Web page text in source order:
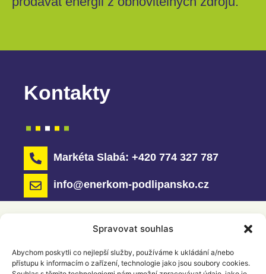
Spravovat souhlas
Abychom poskytli co nejlepší služby, používáme k ukládání a/nebo
přístupu k informacím o zařízení, technologie jako jsou soubory cookies.
Kontakty
Markéta Slabá: +420 774 327 787
info@enerkom-podlipansko.cz